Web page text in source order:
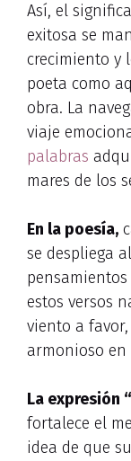
Así, el
exitosa se
crecimiento y
poeta como
obra. La
viaje
palabras
mares de los
En la poesía,
se despliega
estos versos
viento a
armonioso en
La expresión
fortalece el
idea de que